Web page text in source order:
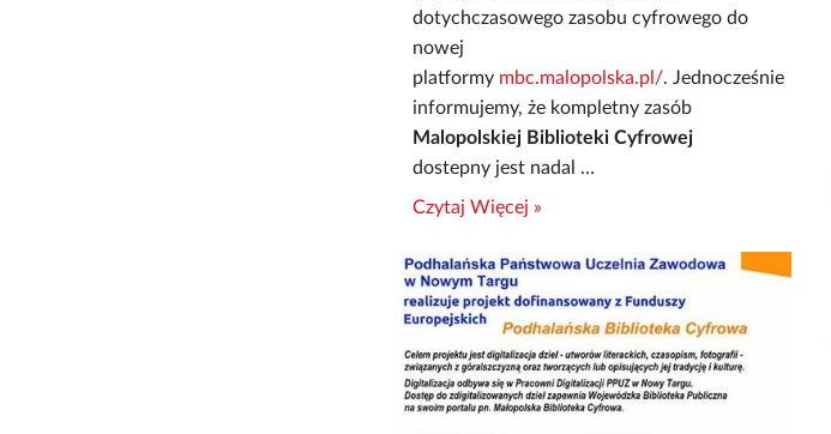
dotychczasowego zasobu cyfrowego do
nowej
platformy mbc.malopolska.pl/. Jednocześnie
informujemy, że kompletny zasób
Malopolskiej Biblioteki Cyfrowej
dostepny jest nadal …
Czytaj Więcej »